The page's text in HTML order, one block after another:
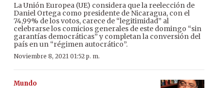
La Unión Europea (UE) considera que la reelección de
Daniel Ortega como presidente de Nicaragua, con el
74,99% de los votos, carece de “legitimidad” al
celebrarse los comicios generales de este domingo “sin
garantías democráticas” y completan la conversión del
país en un “régimen autocrático”.
Noviembre 8, 2021 01:52 p. m.
Mundo